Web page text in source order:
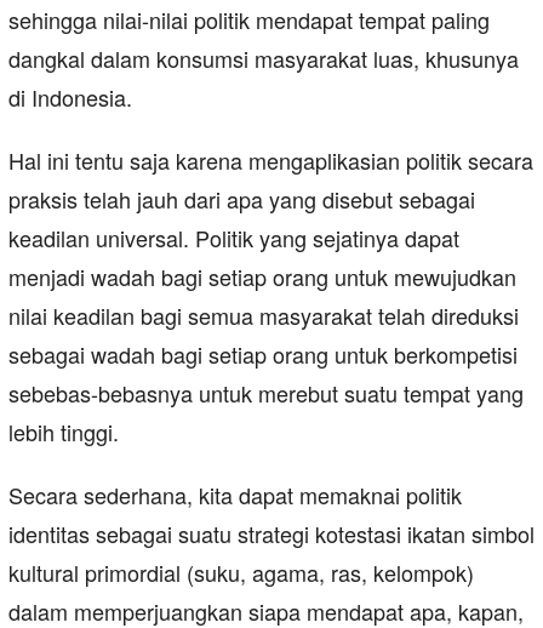
sehingga nilai-nilai politik mendapat tempat paling
dangkal dalam konsumsi masyarakat luas, khusunya
di Indonesia.
Hal ini tentu saja karena mengaplikasian politik secara
praksis telah jauh dari apa yang disebut sebagai
keadilan universal. Politik yang sejatinya dapat
menjadi wadah bagi setiap orang untuk mewujudkan
nilai keadilan bagi semua masyarakat telah direduksi
sebagai wadah bagi setiap orang untuk berkompetisi
sebebas-bebasnya untuk merebut suatu tempat yang
lebih tinggi.
Secara sederhana, kita dapat memaknai politik
identitas sebagai suatu strategi kotestasi ikatan simbol
kultural primordial (suku, agama, ras, kelompok)
dalam memperjuangkan siapa mendapat apa, kapan,